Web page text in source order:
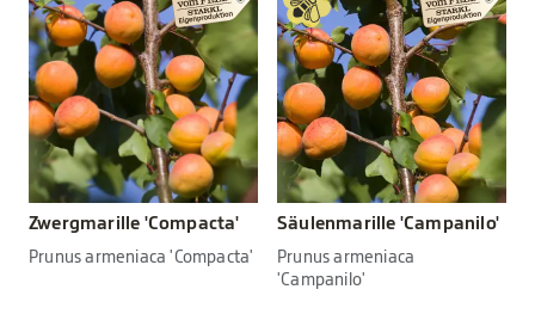
Zwergmarille 'Compacta'
Prunus armeniaca 'Compacta'
Säulenmarille 'Campanilo'
Prunus armeniaca
'Campanilo'